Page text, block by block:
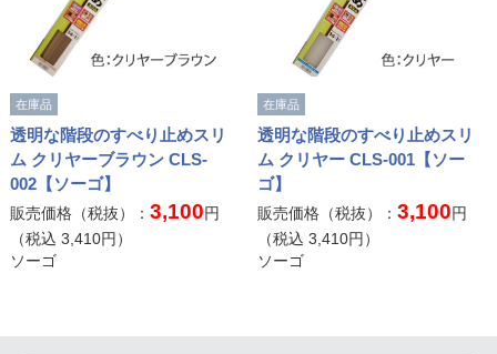
在庫品
透明な階段のすべり止めスリ
ム クリヤーブラウン CLS-
002【ソーゴ】
販売価格（税抜）： 3,100円
（税込 3,410円）
ソーゴ
在庫品
透明な階段のすべり止めスリ
ム クリヤー CLS-001【ソー
ゴ】
販売価格（税抜）：3,100円
（税込3,410円）
ソーゴ